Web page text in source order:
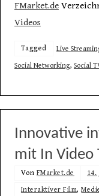
FMarket.de
Videos
Tagged Live
Social Networking, Social
Innovative
mit In Video
Von FMarket.de 14.
Interaktiver Film,